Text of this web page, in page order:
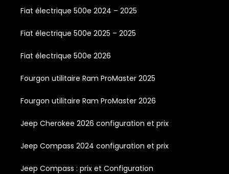
Fiat électrique 500e 2024 – 2025
Fiat électrique 500e 2025 – 2025
Fiat électrique 500e 2026
Fourgon utilitaire Ram ProMaster 2025
Fourgon utilitaire Ram ProMaster 2026
Jeep Cherokee 2026 configuration et prix
Jeep Compass 2024 configuration et prix
Jeep Compass : prix et Configuration